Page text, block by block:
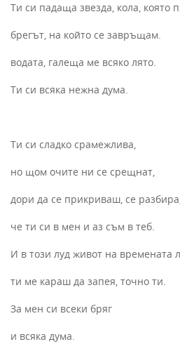
Ти си падаща звезда, кола, която
брегът, на който се завръщам.
водата, галеща ме всяко лято.
Ти си всяка нежна дума.
Ти си сладко срамежлива,
но щом очите ни се срещнат,
дори да се прикриваш, се
че ти си в мен и аз съм в теб.
И в този луд живот на времената
ти ме караш да запея, точно ти.
За мен си всеки бряг
и всяка дума.